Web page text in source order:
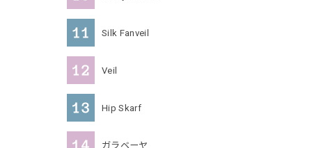
Silk Fanveil
Veil
Hip Skarf
ガラベーヤ